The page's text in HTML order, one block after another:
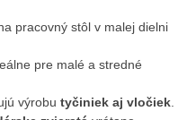
pracovný stôl v malej dielni
pre malé a stredné
výrobu tyčiniek aj vločiek